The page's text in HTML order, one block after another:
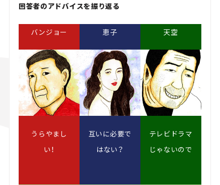
回答者のアドバイスを振り返る
バンジョー
うらやまし
い！
恵子
互いに必要で
はない？
天空
テレビドラマ
じゃないので